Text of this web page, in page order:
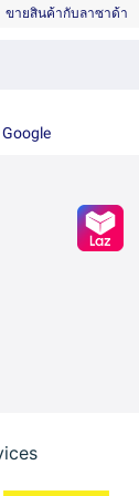
ขายสินค้ากับลาซาด้า